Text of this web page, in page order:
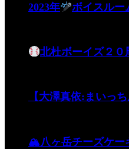
2023年 ボイスルー
北杜ボーイズ２０
【大澤真依:まいっ
🏔八ヶ岳チーズケー